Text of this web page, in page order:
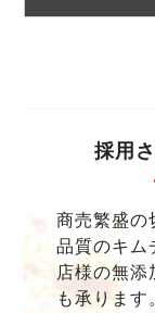
採用
商売繁盛の
品質のキ
店様の無添
も承ります